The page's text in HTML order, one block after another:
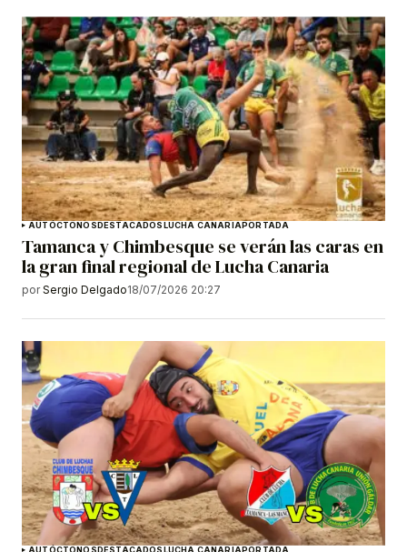
AUTÓCTONOS DESTACADOS LUCHA CANARIAPORTADA
Tamanca y Chimbesque se verán las caras en
la gran final regional de Lucha Canaria
por Sergio Delgado18/07/2026 20:27
AUTÓCTONOSDESTACADOSLUCHA CANARIAPORTADA